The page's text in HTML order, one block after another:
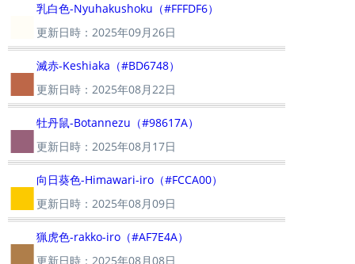
乳白色-Nyuhakushoku（#FFFDF6）
更新日時：2025年09月26日
■滅赤-Keshiaka（#BD6748）
更新日時：2025年08月22日
■牡丹鼠-Botannezu（#98617A）
更新日時：2025年08月17日
■ 向日葵色-Himawari-iro（#FCCA00）
更新日時：2025年08月09日
猟虎色-rakko-iro（#AF7E4A）
更新日時：2025年08月08日